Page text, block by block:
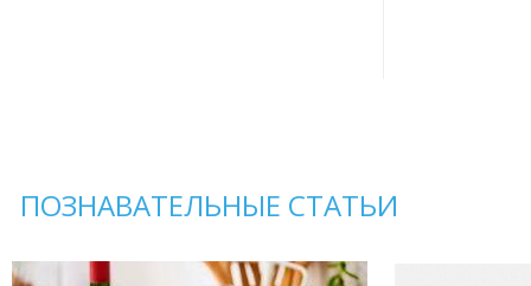
ПОЗНАВАТЕЛЬНЫЕ СТАТЬИ